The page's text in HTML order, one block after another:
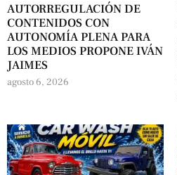
AUTORREGULACIÓN DE
CONTENIDOS CON
AUTONOMÍA PLENA PARA
LOS MEDIOS PROPONE IVÁN
JAIMES
agosto 6, 2026